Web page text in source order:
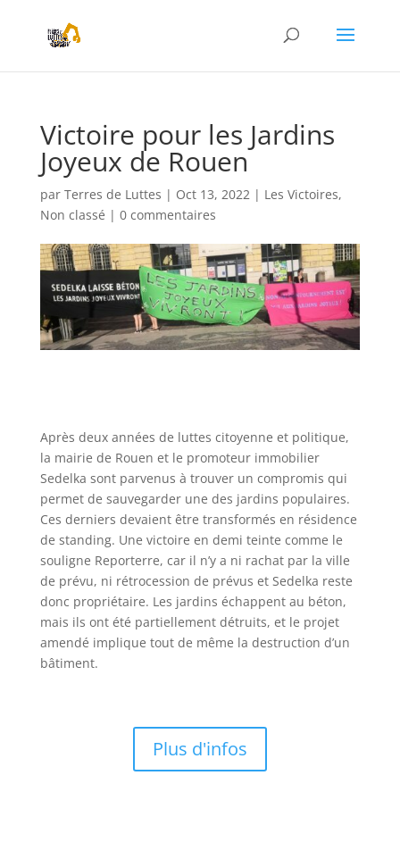
Victoire pour les Jardins
Joyeux de Rouen
par Terres de Luttes | Oct 13, 2022| Les Victoires,
Non classé | 0 commentaires
Après deux années de luttes citoyenne et politique,
la mairie de Rouen et le promoteur immobilier
Sedelka sont parvenus à trouver un compromis qui
permet de sauvegarder une des jardins populaires.
Ces derniers devaient être transformés en résidence
de standing. Une victoire en demi teinte comme le
souligne Reporterre, car il n’y a ni rachat par la ville
de prévu, ni rétrocession de prévus et Sedelka reste
donc propriétaire. Les jardins échappent au béton,
mais ils ont été partiellement détruits, et le projet
amendé implique tout de même la destruction d’un
bâtiment.
Plus d'infos